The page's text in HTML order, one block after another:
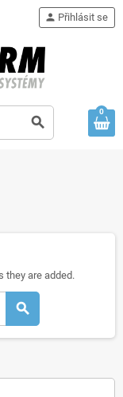
search
person Přihlásit se
0
they are added.
search